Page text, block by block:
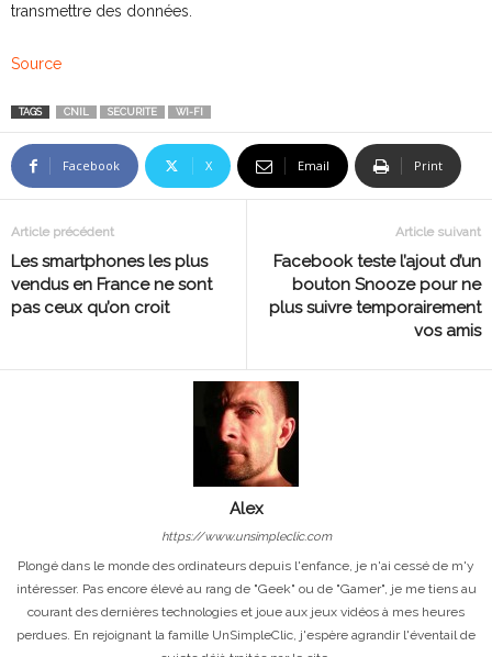
transmettre des données.
Source
TAGS CNIL SECURITE WI-FI
Facebook X Email Print
Article précédent
Les smartphones les plus
vendus en France ne sont
pas ceux qu’on croit
Article suivant
Facebook teste l’ajout d’un
bouton Snooze pour ne
plus suivre temporairement
vos amis
Alex
https://www.unsimpleclic.com
Plongé dans le monde des ordinateurs depuis l'enfance, je n'ai cessé de m'y
intéresser. Pas encore élevé au rang de "Geek" ou de "Gamer", je me tiens au
courant des dernières technologies et joue aux jeux vidéos à mes heures
perdues. En rejoignant la famille UnSimpleClic, j'espère agrandir l'éventail de